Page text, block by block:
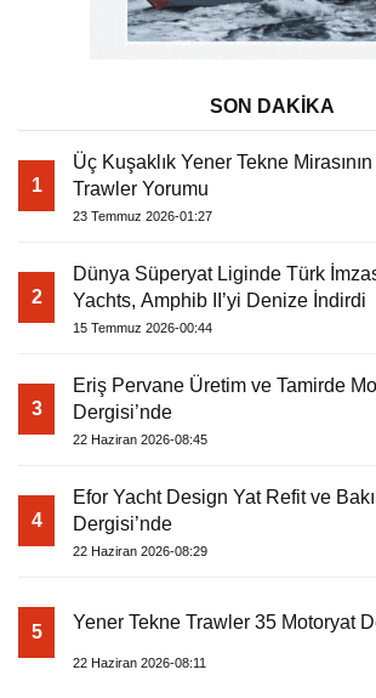
SON DAKİKA
1
Üç Kuşaklık Yener Tekne
Trawler Yorumu
23 Temmuz 2026-01:27
2
Dünya Süperyat Liginde Türk
Yachts, Amphib II’yi Denize İndirdi
15 Temmuz 2026-00:44
3
Eriş Pervane Üretim ve Tamirde
Dergisi’nde
22 Haziran 2026-08:45
4
Efor Yacht Design Yat Refit ve
Dergisi’nde
22 Haziran 2026-08:29
5 Yener Tekne Trawler 35 Motoryat
22 Haziran 2026-08:11